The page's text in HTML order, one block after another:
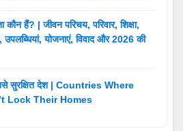
कौन हैं? | जीवन परिचय, परिवार, शिक्षा,
उपलब्धियां, योजनाएं, विवाद और 2026 की
सुरक्षित देश | Countries Where
Lock Their Homes